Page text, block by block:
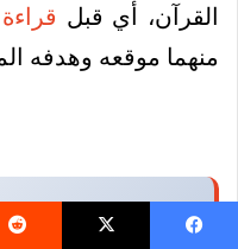
القرآن، أي قبل
منهما موقعه وهدفه
💡 اطلع على